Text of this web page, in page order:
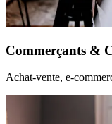
Commerçants &
Achat-vente, e-